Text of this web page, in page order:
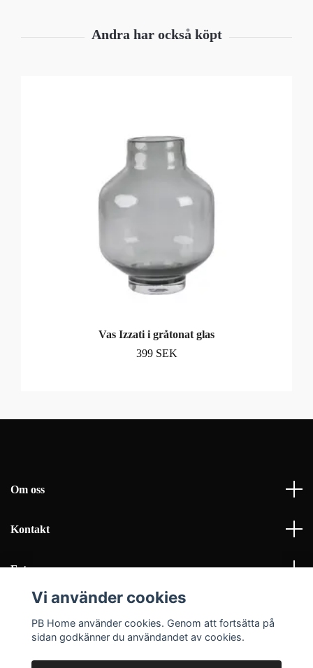
Vas Izzati i gråtonat glas
399 SEK
Om oss
Kontakt
Fotmeny
Vi använder cookies
PB Home använder cookies. Genom att fortsätta på
sidan godkänner du användandet av cookies.